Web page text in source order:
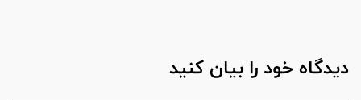
دیدگاه خود را بیان کنید